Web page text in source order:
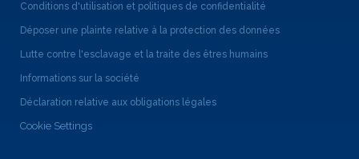
Conditions d'utilisation et politiques de confidentialité
Déposer une plainte relative à la protection des données
Lutte contre l'esclavage et la traite des êtres humains
Informations sur la société
Déclaration relative aux obligations légales
Cookie Settings